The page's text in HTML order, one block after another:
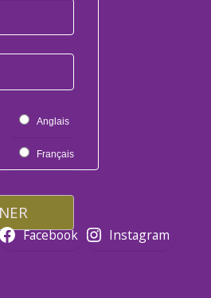
Anglais
Français
Facebook
Instagram